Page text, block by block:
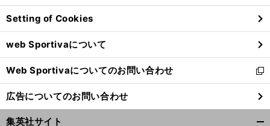
ン
ド
ウ
で
開
く
Setting of Cookies
web Sportivaについて
Web Sportivaについてのお問い合わせ
新
し
い
ウ
ィ
広告についてのお問い合わせ
集英社サイト